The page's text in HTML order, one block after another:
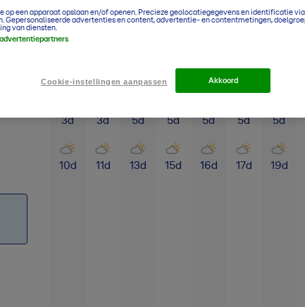
3d
10d
3d
11d
5d
13d
5d
15d
Mei
5d
16d
Jun
5d
17d
5d
19d
op een apparaat opslaan en/of openen. Precieze geolocatiegegevens en identificatie
Gepersonaliseerde advertenties en content, advertentie- en contentmetingen,
van diensten.
advertentiepartners
Cookie-instellingen aanpassen Akkoord